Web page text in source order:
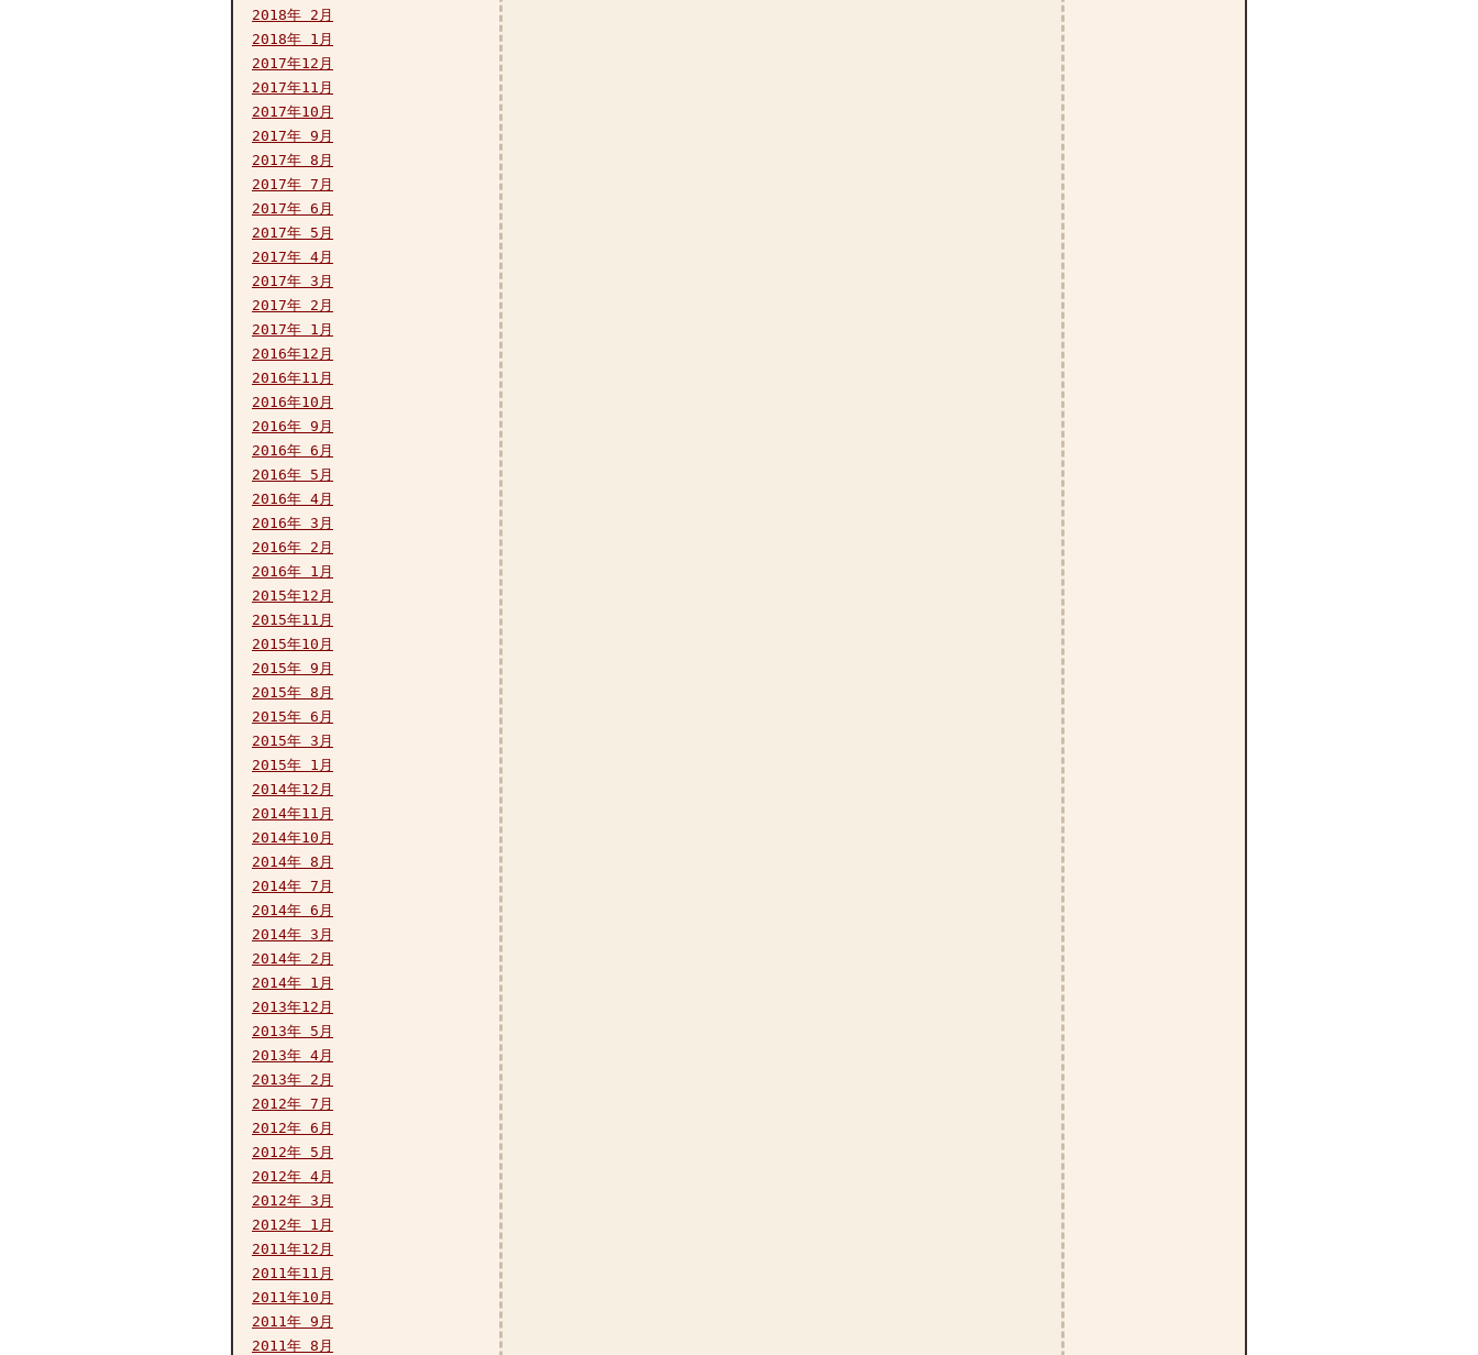
2018年 2月
2018年 1月
2017年12月
2017年11月
2017年10月
2017年 9月
2017年 8月
2017年 7月
2017年 6月
2017年 5月
2017年 4月
2017年 3月
2017年 2月
2017年 1月
2016年12月
2016年11月
2016年10月
2016年 9月
2016年 6月
2016年 5月
2016年 4月
2016年 3月
2016年 2月
2016年 1月
2015年12月
2015年11月
2015年10月
2015年 9月
2015年 8月
2015年 6月
2015年 3月
2015年 1月
2014年12月
2014年11月
2014年10月
2014年 8月
2014年 7月
2014年 6月
2014年 3月
2014年 2月
2014年 1月
2013年12月
2013年 5月
2013年 4月
2013年 2月
2012年 7月
2012年 6月
2012年 5月
2012年 4月
2012年 3月
2012年 1月
2011年12月
2011年11月
2011年10月
2011年 9月
2011年 8月